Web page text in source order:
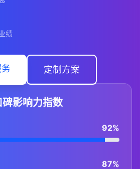
绩
定制方案
碑影响力指数